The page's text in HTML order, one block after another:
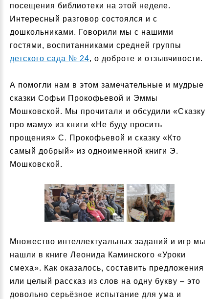
посещения библиотеки на этой неделе.
Интересный разговор состоялся и с
дошкольниками. Говорили мы с нашими
гостями, воспитанниками средней группы
детского сада № 24, о доброте и отзывчивости.
А помогли нам в этом замечательные и мудрые
сказки Софьи Прокофьевой и Эммы
Мошковской. Мы прочитали и обсудили «Сказку
про маму» из книги «Не буду просить
прощения» С. Прокофьевой и сказку «Кто
самый добрый» из одноименной книги Э.
Мошковской.
Множество интеллектуальных заданий и игр мы
нашли в книге Леонида Каминского «Уроки
смеха». Как оказалось, составить предложения
или целый рассказ из слов на одну букву – это
довольно серьёзное испытание для ума и